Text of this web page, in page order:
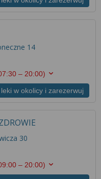
14
– 20:00)
w okolicy i zarezerwuj
30
– 20:00)